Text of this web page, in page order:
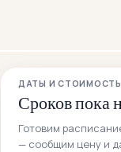
ДАТЫ И СТОИМОСТЬ
Сроков пока
Готовим
— сообщим цену и